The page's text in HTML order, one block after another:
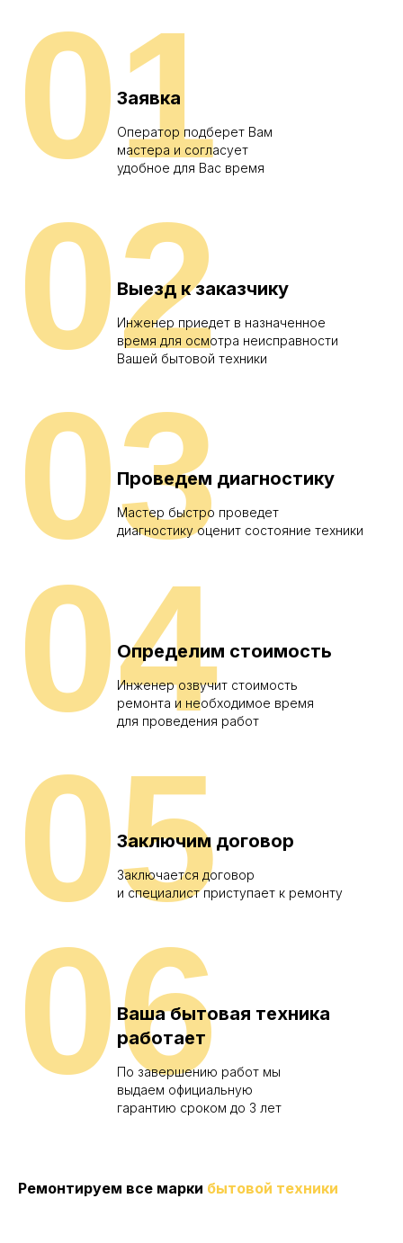
Заявка
Оператор подберет Вам
мастера и согласует
удобное для Вас время
01
Выезд к заказчику
Инженер приедет в назначенное
время для осмотра неисправности
Вашей бытовой техники
02
Проведем диагностику
Мастер быстро проведет
диагностику оценит состояние техники
03
Определим стоимость
Инженер озвучит стоимость
ремонта и необходимое время
для проведения работ
04
Заключим договор
Заключается договор
и специалист приступает к ремонту
05
Ваша бытовая техника
работает
По завершению работ мы
выдаем официальную
гарантию сроком до 3 лет
06
Ремонтируем все марки бытовой техники